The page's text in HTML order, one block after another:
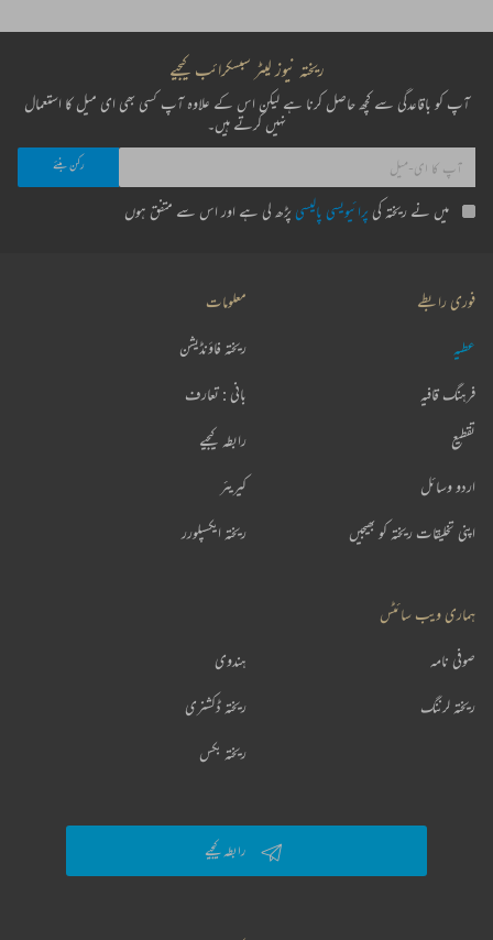
ریختہ نیوز لیٹر سبسکرائب کیجیے
آپ کو باقاعدگی سے کچھ حاصل کرنا ہے لیکن اس کے علاوہ آپ کسی بھی ای میل کا استعمال
نہیں کرتے ہیں۔
میں نے ریختہ کی پرائیویسی پالیسی پڑھ لی ہے اور اس سے متفق ہوں
فوری رابطے
عطیہ
فرہنگ قافیہ
تقطیع
اردو وسائل
اپنی تخلیقات ریختہ کو بھیجیں
معلومات
ریختہ فاؤنڈیشن
بانی : تعارف
رابطہ کیجیے
کیریئر
ریختہ ایکسپلورر
ہماری ویب سائٹس
ہندوی صوفی نامہ
ریختہ ڈکشنری ریختہ لرننگ
ریختہ بکس
رابطہ کیجیے